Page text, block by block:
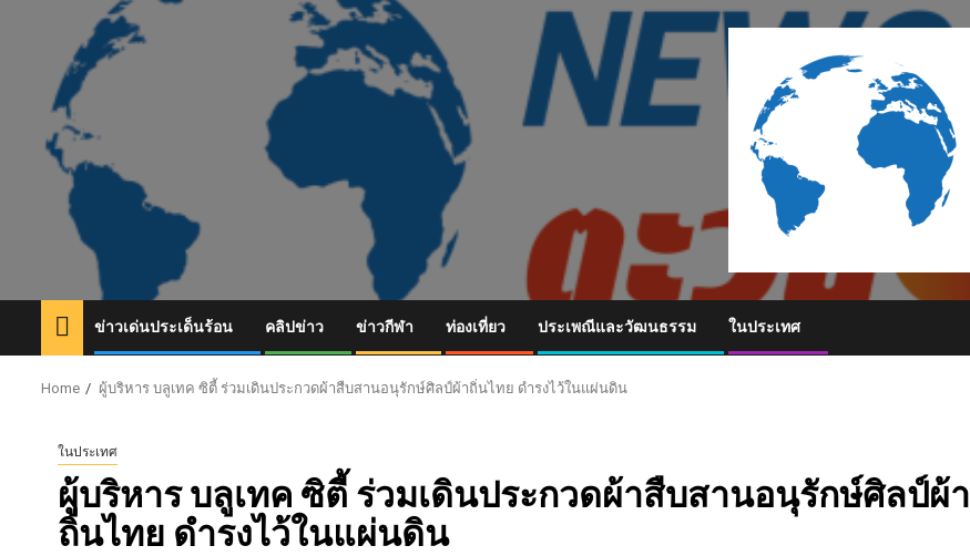
ข่าวเด่นประเด็นร้อน คลิปข่าว ข่าวกีฬา ท่องเที่ยว ประเพณีและวัฒนธรรม ในประเทศ
Home ผู้บริหาร บลูเทค ซิตี้ ร่วมเดินประกวดผ้าสืบสานอนุรักษ์ศิลป์ผ้าถิ่นไทย ดำรงไว้ในแผ่นดิน
ในประเทศ
ผู้บริหาร บลูเทค ซิตี้ ร่วมเดินประกวดผ้าสืบสานอนุรักษ์ศิลป์ผ้า
ถิ่นไทย ดำรงไว้ในแผ่นดิน